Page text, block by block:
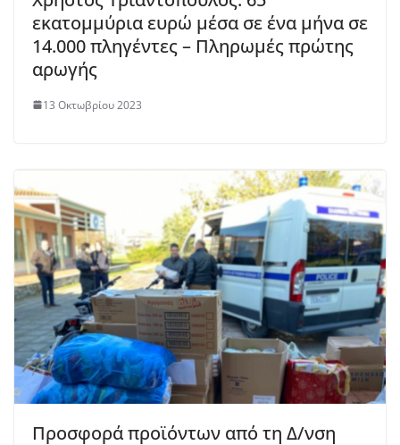
εκατομμύρια ευρώ μέσα σε ένα μήνα σε
14.000 πληγέντες – Πληρωμές πρώτης
αρωγής
13 Οκτωβρίου 2023
Προσφορά προϊόντων από τη Δ/νση